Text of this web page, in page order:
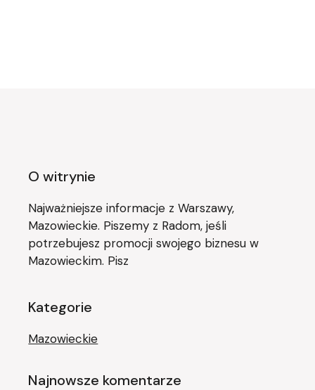
O witrynie
Najważniejsze informacje z Warszawy,
Mazowieckie. Piszemy z Radom, jeśli
potrzebujesz promocji swojego biznesu w
Mazowieckim. Pisz
Kategorie
Mazowieckie
Najnowsze komentarze